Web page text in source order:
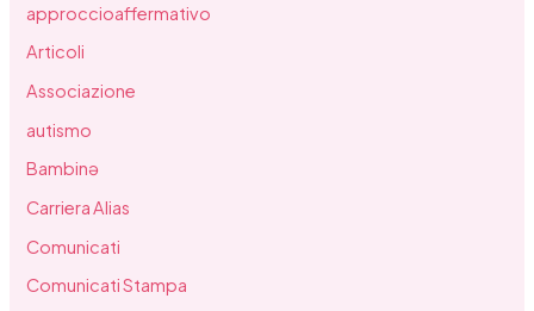
approccioaffermativo
Articoli
Associazione
autismo
Bambinə
Carriera Alias
Comunicati
Comunicati Stampa